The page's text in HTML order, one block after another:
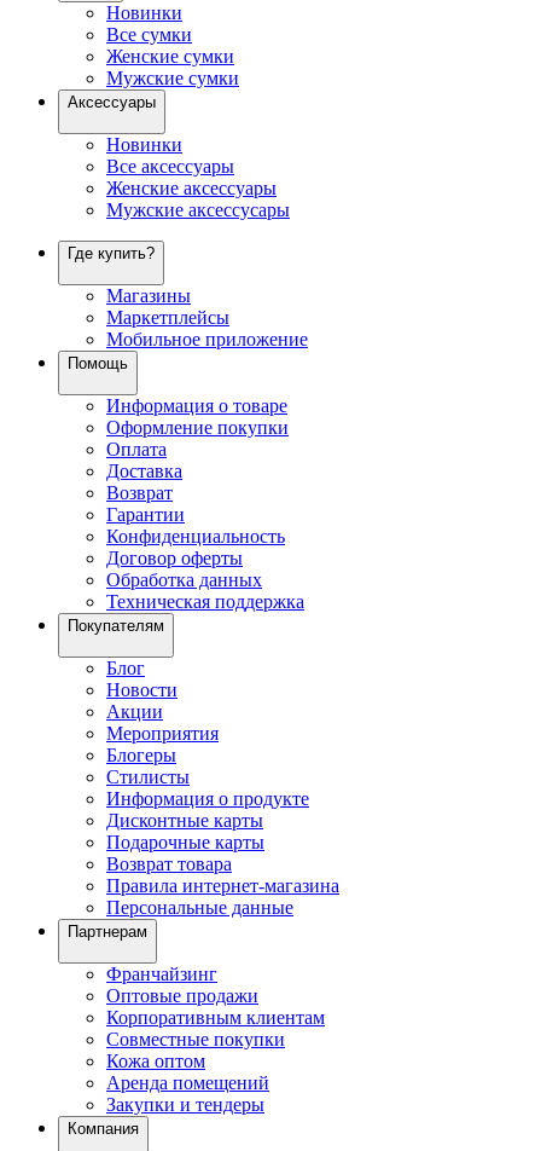
Новинки
Все сумки
Женские сумки
Мужские сумки
Аксессуары
Новинки
Все аксессуары
Женские аксессуары
Мужские аксессусары
Где купить?
Магазины
Маркетплейсы
Мобильное приложение
Помощь
Информация о товаре
Оформление покупки
Оплата
Доставка
Возврат
Гарантии
Конфиденциальность
Договор оферты
Обработка данных
Техническая поддержка
Покупателям
Блог
Новости
Акции
Мероприятия
Блогеры
Стилисты
Информация о продукте
Дисконтные карты
Подарочные карты
Возврат товара
Правила интернет-магазина
Персональные данные
Партнерам
Франчайзинг
Оптовые продажи
Корпоративным клиентам
Совместные покупки
Кожа оптом
Аренда помещений
Закупки и тендеры
Компания